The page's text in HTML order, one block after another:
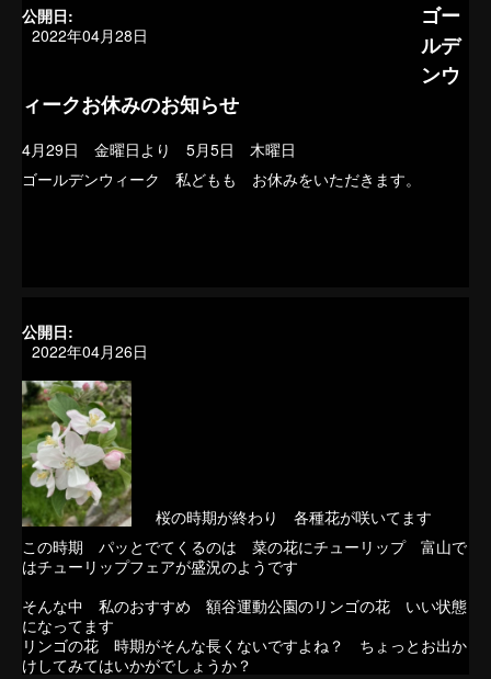
公開日:
2022年04月28日
ゴー
ルデ
ンウ
ィークお休みのお知らせ
4月29日 金曜日より 5月5日 木曜日
ゴールデンウィーク 私どもも お休みをいただきます。
公開日:
2022年04月26日
桜の時期が終わり 各種花が咲いてます
この時期 パッとでてくるのは 菜の花にチューリップ 富山で
はチューリップフェアが盛況のようです
そんな中 私のおすすめ 額谷運動公園のリンゴの花 いい状態
になってます
リンゴの花 時期がそんな長くないですよね？ ちょっとお出か
けしてみてはいかがでしょうか？